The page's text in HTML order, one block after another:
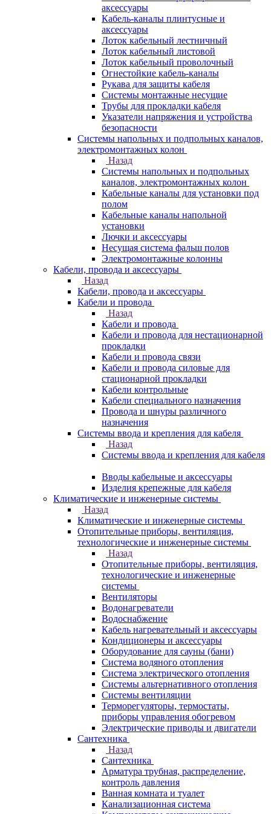
аксессуары
Кабель-каналы плинтусные и
аксессуары
Лоток кабельный лестничный
Лоток кабельный листовой
Лоток кабельный проволочный
Огнестойкие кабель-каналы
Рукава для защиты кабеля
Системы монтажные несущие
Трубы для прокладки кабеля
Указатели напряжения и устройства
безопасности
Системы напольных и подпольных каналов,
электромонтажных колон
Назад
Системы напольных и подпольных
каналов, электромонтажных колон
Кабельные каналы для установки под
полом
Кабельные каналы напольной
установки
Лючки и аксессуары
Несущая система фальш полов
Электромонтажные колонны
Кабели, провода и аксессуары
Назад
Кабели, провода и аксессуары
Кабели и провода
Назад
Кабели и провода
Кабели и провода для нестационарной
прокладки
Кабели и провода связи
Кабели и провода силовые для
стационарной прокладки
Кабели контрольные
Кабели специального назначения
Провода и шнуры различного
назначения
Системы ввода и крепления для кабеля
Назад
Системы ввода и крепления для кабеля
Вводы кабельные и аксессуары
Изделия крепежные для кабеля
Климатические и инженерные системы
Назад
Климатические и инженерные системы
Отопительные приборы, вентиляция,
технологические и инженерные системы
Назад
Отопительные приборы, вентиляция,
технологические и инженерные
системы
Вентиляторы
Водонагреватели
Водоснабжение
Кабель нагревательный и аксессуары
Кондиционеры и аксессуары
Оборудование для сауны (бани)
Система водяного отопления
Система электрического отопления
Системы альтернативного отопления
Системы вентиляции
Терморегуляторы, термостаты,
приборы управления обогревом
Электрические приводы и двигатели
Сантехника
Назад
Сантехника
Арматура трубная, распределение,
контроль давления
Ванная комната и туалет
Канализационная система